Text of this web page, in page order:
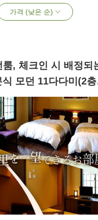
가격 (낮은 순)
, 체크인 시 배정되
모던 11다다미(2